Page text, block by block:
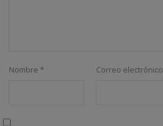
Nombre * Correo electrónico